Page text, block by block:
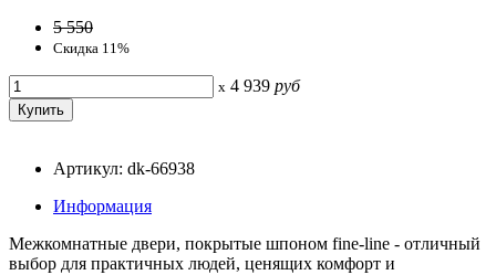
5 550
Скидка 11%
x 4 939 руб
Артикул: dk-66938
Информация
Межкомнатные двери, покрытые шпоном fine-line - отличный
выбор для практичных людей, ценящих комфорт и